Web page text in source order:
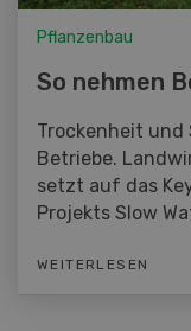
Pflanzenbau
So nehmen
Trockenheit und
Betriebe.
setzt auf das
Projekts Slow
WEITERLESEN